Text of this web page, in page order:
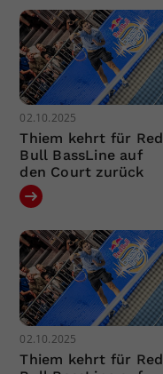
02.10.2025
Thiem kehrt für Red
Bull BassLine auf
den Court zurück
02.10.2025
Thiem kehrt für Red